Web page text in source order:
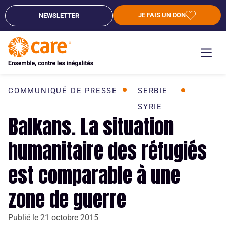
NEWSLETTER JE FAIS UN DON
COMMUNIQUÉ DE PRESSE
SERBIE
SYRIE
Balkans. La situation
humanitaire des réfugiés
est comparable à une
zone de guerre
Publié le 21 octobre 2015